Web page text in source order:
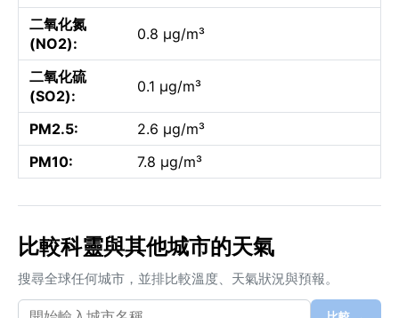
二氧化氮
(NO2):
0.8 µg/m³
二氧化硫
(SO2):
0.1 µg/m³
PM2.5:
2.6 µg/m³
PM10:
7.8 µg/m³
比較科靈與其他城市的天氣
搜尋全球任何城市，並排比較溫度、天氣狀況與預報。